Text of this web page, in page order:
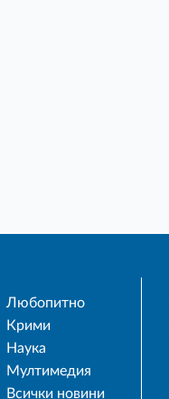
Любопитно
Крими
Наука
Мултимедия
Всички новини